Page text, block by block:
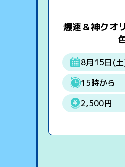
爆速＆神クオ
8月15日(
15時から
2,500円